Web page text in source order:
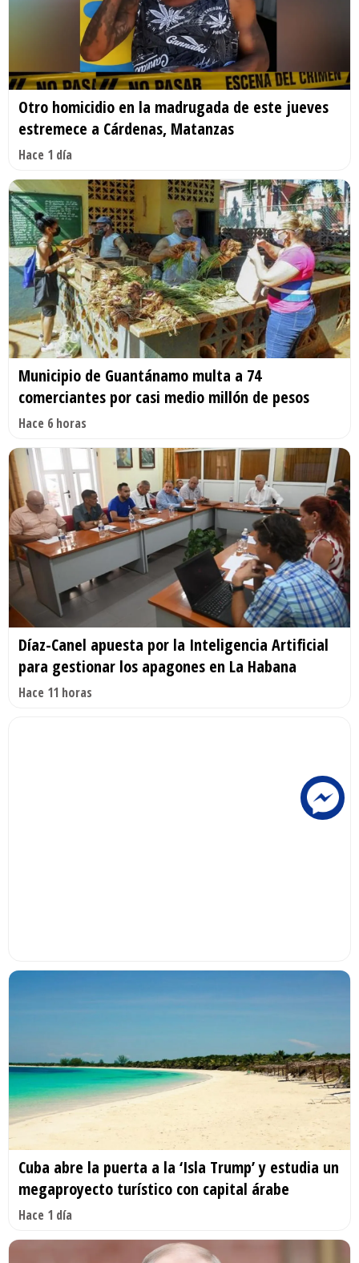
Otro homicidio en la madrugada de este jueves
estremece a Cárdenas, Matanzas
Hace 1 día
Municipio de Guantánamo multa a 74
comerciantes por casi medio millón de pesos
Hace 6 horas
Díaz-Canel apuesta por la Inteligencia Artificial
para gestionar los apagones en La Habana
Hace 11 horas
Cuba abre la puerta a la ‘Isla Trump’ y estudia un
megaproyecto turístico con capital árabe
Hace 1 día